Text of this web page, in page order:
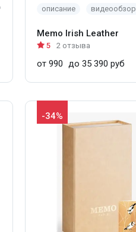
описание видеообзор
Memo Irish Leather
5 2 отзыва
от 990 до 35 390 руб
-34%